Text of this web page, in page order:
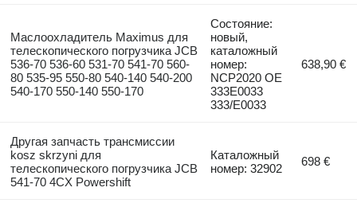
Маслоохладитель Maximus для
телескопического погрузчика JCB
536-70 536-60 531-70 541-70 560-
80 535-95 550-80 540-140 540-200
540-170 550-140 550-170
Состояние:
новый,
каталожный
номер:
NCP2020 OE
333E0033
333/E0033
638,90 €
Другая запчасть трансмиссии
kosz skrzyni для
телескопического погрузчика JCB
541-70 4CX Powershift
Каталожный
номер: 32902
698 €